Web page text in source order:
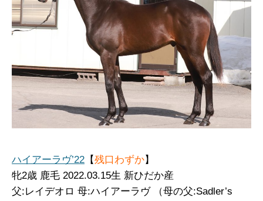
ハイアーラヴ’22 【残口わずか】
牝2歳 鹿毛 2022.03.15生 新ひだか産
父:レイデオロ 母:ハイアーラヴ （母の父:Sadler’s